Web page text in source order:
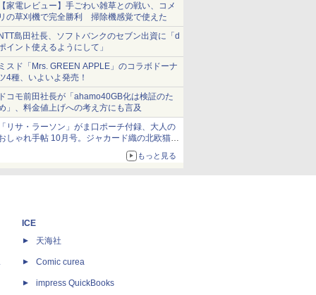
家電レビュー】手ごわい雑草との戦い、コメ
の草刈機で完全勝利 掃除機感覚で使えた
島田社長、ソフトバンクのセブン出資に「d
イント使えるようにして」
スド「Mrs. GREEN APPLE」のコラボドーナ
4種、いよいよ発売！
コモ前田社長が「ahamo40GB化は検証のた
」、料金値上げへの考え方にも言及
リサ・ラーソン」がま口ポーチ付録、大人の
しゃれ手帖 10月号。ジャカード織の北欧猫デ
もっと見る
ICE
天海社
Comic curea
impress QuickBooks